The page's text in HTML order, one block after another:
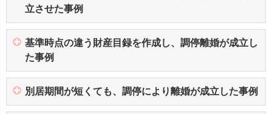
立させた事例
基準時点の違う財産目録を作成し、調停離婚が成立し
た事例
別居期間が短くても、調停により離婚が成立した事例